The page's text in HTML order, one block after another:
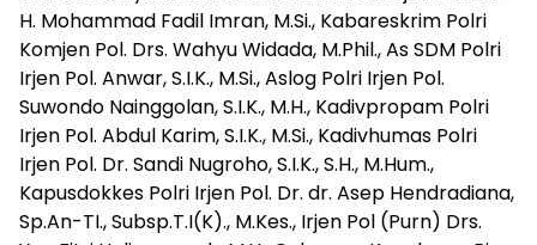
H. Mohammad Fadil Imran, M.Si., Kabareskrim Polri
Komjen Pol. Drs. Wahyu Widada, M.Phil., As SDM Polri
Irjen Pol. Anwar, S.I.K., M.Si., Aslog Polri Irjen Pol.
Suwondo Nainggolan, S.I.K., M.H., Kadivpropam Polri
Irjen Pol. Abdul Karim, S.I.K., M.Si., Kadivhumas Polri
Irjen Pol. Dr. Sandi Nugroho, S.I.K., S.H., M.Hum.,
Kapusdokkes Polri Irjen Pol. Dr. dr. Asep Hendradiana,
Sp.An-TI., Subsp.T.I(K)., M.Kes., Irjen Pol (Purn) Drs.